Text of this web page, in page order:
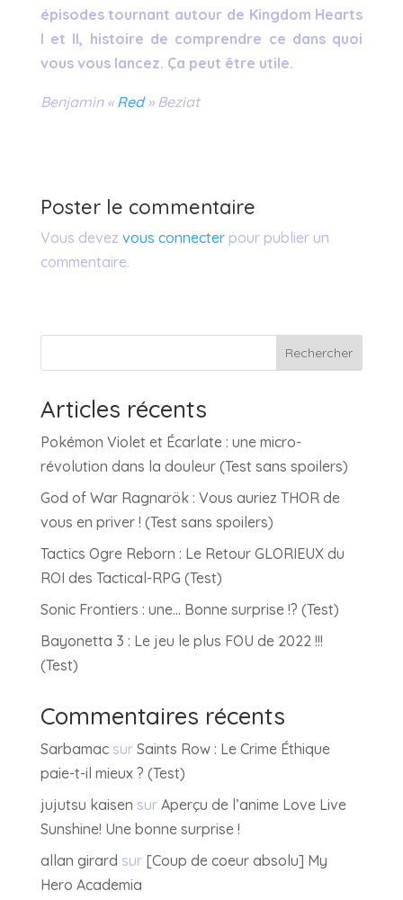
épisodes tournant autour de Kingdom Hearts
I et II, histoire de comprendre ce dans quoi
vous vous lancez. Ça peut être utile.
Benjamin « Red» Beziat
Poster le commentaire
Vous devez vous connecterpour publier un
commentaire.
Rechercher
Articles récents
Pokémon Violet et Écarlate : une micro-
révolution dans la douleur (Test sans spoilers)
God of War Ragnarök : Vous auriez THOR de
vous en priver ! (Test sans spoilers)
Tactics Ogre Reborn : Le Retour GLORIEUX du
ROI des Tactical-RPG (Test)
Sonic Frontiers : une… Bonne surprise !? (Test)
Bayonetta 3 : Le jeu le plus FOU de 2022 !!!
(Test)
Commentaires récents
Sarbamacsur Saints Row : Le Crime Éthique
paie-t-il mieux ? (Test)
jujutsu kaisen sur Aperçu de l’anime Love Live
Sunshine! Une bonne surprise !
allan girard sur [Coup de coeur absolu] My
Hero Academia